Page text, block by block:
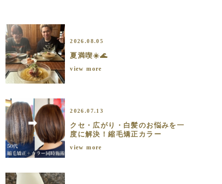
2026.08.05
夏満喫☀️🌊
view more
2026.07.13
クセ・広がり・白髪のお悩みを一
度に解決！縮毛矯正カラー
view more